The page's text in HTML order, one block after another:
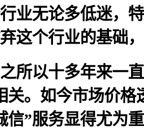
业无论多低迷，
这个行业的基础
所以十多年来一
关。如今市场价
信”服务显得尤为